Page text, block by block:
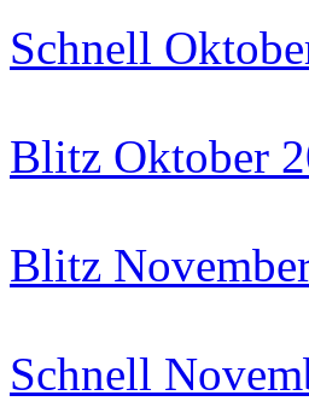
Schnell
Blitz Oktober
Blitz
Schnell